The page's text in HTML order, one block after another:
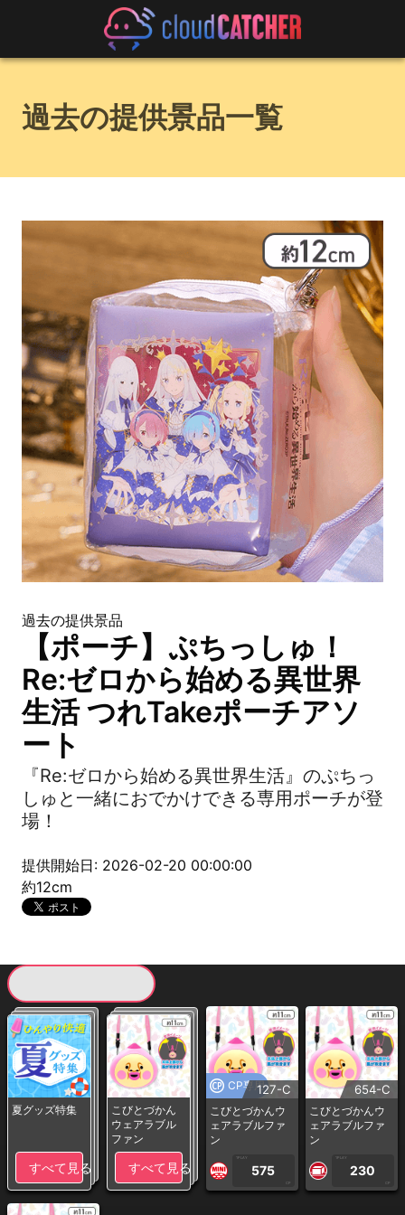
過去の提供景品一覧
過去の提供景品
【ポーチ】ぷちっしゅ！
Re:ゼロから始める異世界
生活 つれTakeポーチアソ
ート
『Re:ゼロから始める異世界生活』のぷちっ
しゅと一緒におでかけできる専用ポーチが登
場！
提供開始日: 2026-02-20 00:00:00
約12cm
夏グッズ特集
すべて見る
こびとづかん
ウェアラブル
ファン
すべて見る
CP専用127-C
こびとづかんウ
ェアラブルファ
ン
1PLAY
575
CP
654-C
こびとづかんウ
ェアラブルファ
ン
1PLAY
230
CP